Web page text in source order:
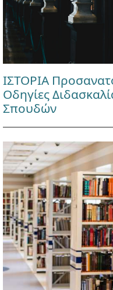
ΙΣΤΟΡΙΑ
Οδηγίες
Σπουδών